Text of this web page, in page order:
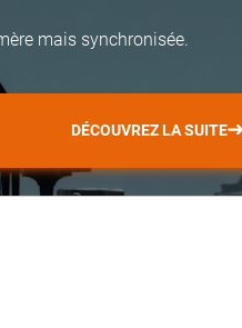
mais synchronisée.
DÉCOUVREZ LA SUITE